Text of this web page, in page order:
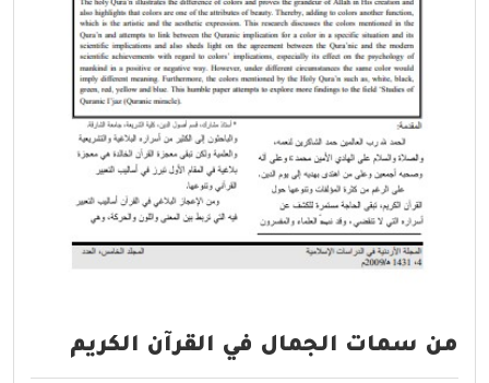
من سمات الجمال في القرآن الكريم